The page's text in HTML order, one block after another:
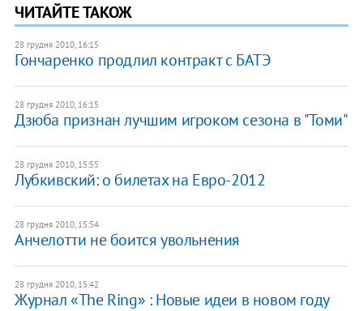
ЧИТАЙТЕ ТАКОЖ
28 грудня 2010, 16:15
Гончаренко продлил контракт с БАТЭ
28 грудня 2010, 16:15
Дзюба признан лучшим игроком сезона в "Томи"
28 грудня 2010, 15:55
Лубкивский: о билетах на Евро-2012
28 грудня 2010, 15:54
Анчелотти не боится увольнения
28 грудня 2010, 15:42
Журнал «The Ring» : Новые идеи в новом году